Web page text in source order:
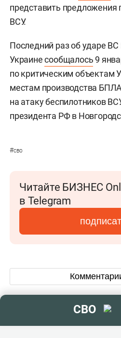
представить предложения
ВСУ.
Последний раз об ударе
Украинесообщалось 9
по критическим объектам
местам производства
на атаку беспилотников
президента РФ в
#сво
Читайте БИЗНЕС
в Telegram
СВО